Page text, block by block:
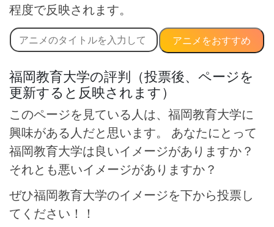
程度で反映されます。
アニメをおすすめ
福岡教育大学の評判（投票後、ページを
更新すると反映されます）
このページを見ている人は、福岡教育大学に
興味がある人だと思います。 あなたにとって
福岡教育大学は良いイメージがありますか？
それとも悪いイメージがありますか？
ぜひ福岡教育大学のイメージを下から投票し
てください！！